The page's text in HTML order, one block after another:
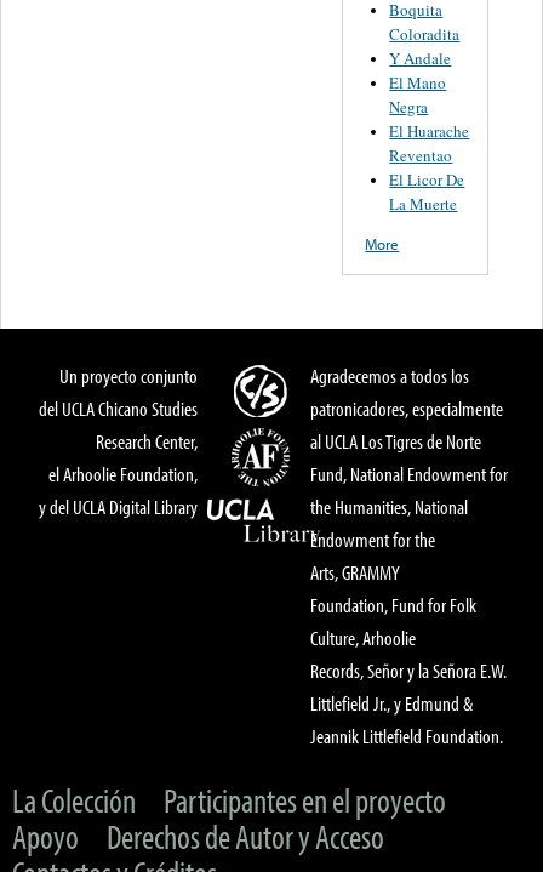
Boquita
Coloradita
Y Andale
El Mano
Negra
El Huarache
Reventao
El Licor De
La Muerte
More
Un proyecto conjunto
del UCLA Chicano Studies
Research Center,
el Arhoolie Foundation,
y del UCLA Digital Library
Agradecemos a todos los
patronicadores, especialmente
al UCLA Los Tigres de Norte
Fund, National Endowment for
the Humanities, National
Endowment for the
Arts, GRAMMY
Foundation, Fund for Folk
Culture, Arhoolie
Records, Señor y la Señora E.W.
Littlefield Jr., y Edmund &
Jeannik Littlefield Foundation.
La Colección
Participantes en el proyecto
Apoyo
Derechos de Autor y Acceso